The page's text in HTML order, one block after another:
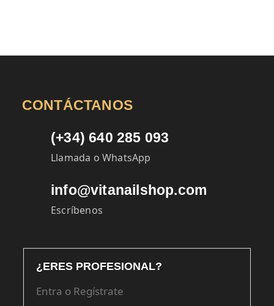
CONTÁCTANOS
(+34) 640 285 093
Llamada o WhatsApp
info@vitanailshop.com
Escríbenos
¿ERES PROFESIONAL?
Entra o Regístrate